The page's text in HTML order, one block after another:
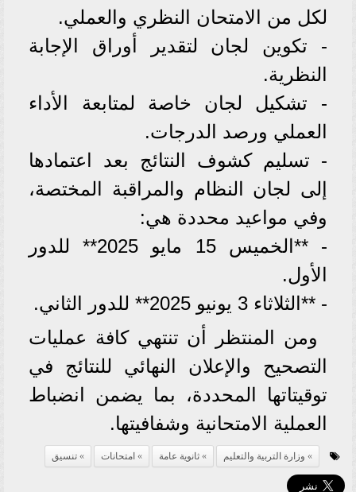
لكل من الامتحان النظري والعملي.
- تكوين لجان لتقدير أوراق الإجابة
النظرية.
- تشكيل لجان خاصة لمتابعة الأداء
العملي ورصد الدرجات.
- تسليم كشوف النتائج بعد اعتمادها
إلى لجان النظام والمراقبة المختصة،
وفي مواعيد محددة هي:
- **الخميس 15 مايو 2025** للدور
الأول.
- **الثلاثاء 3 يونيو 2025** للدور الثاني.
ومن المنتظر أن تنتهي كافة عمليات
التصحيح والإعلان النهائي للنتائج في
توقيتاتها المحددة، بما يضمن انضباط
العملية الامتحانية وشفافيتها.
وزارة التربية والتعليم ثانوية عامة امتحانات تنسيق